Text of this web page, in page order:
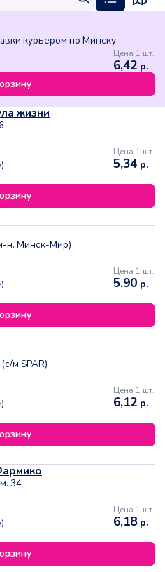
курьером по Минску
Цена 1 шт.
6,42 р.
жизни
Цена 1 шт.
5,34 р.
н. Минск-Мир)
Цена 1 шт.
5,90 р.
м SPAR)
Цена 1 шт.
6,12 р.
34
Цена 1 шт.
6,18р.